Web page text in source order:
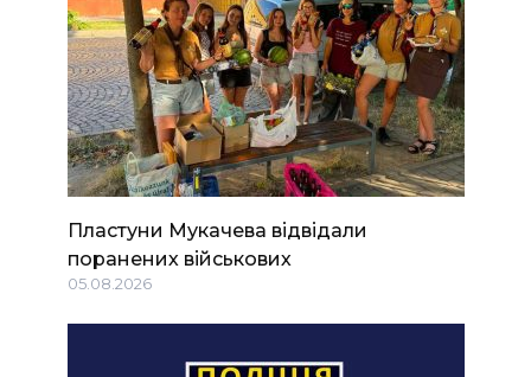
Пластуни Мукачева відвідали
поранених військових
05.08.2026